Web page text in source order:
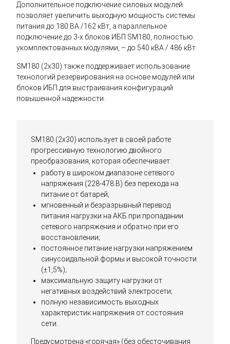
Дополнительное подключение силовых модулей
позволяет увеличить выходную мощность системы
питания до 180 ВА /162 кВт, а параллельное
подключение до 3-х блоков ИБП SM180, полностью
укомплектованных модулями, – до 540 кВА / 486 кВт.
SM180 (2x30) также поддерживает использование
технологий резервирования на основе модулей или
блоков ИБП для выстраивания конфигураций
повышенной надежности.
SM180 (2x30) использует в своей работе
прогрессивную технологию двойного
преобразования, которая обеспечивает:
работу в широком диапазоне сетевого
напряжения (228-478 В) без перехода на
питание от батарей;
мгновенный и безразрывный перевод
питания нагрузки на АКБ при пропадании
сетевого напряжения и обратно при его
восстановлении;
постоянное питание нагрузки напряжением
синусоидальной формы и высокой точности
(±1,5%);
максимальную защиту нагрузки от
негативных воздействий электросети;
полную независимость выходных
характеристик напряжения от состояния
сети.
Предусмотрена «горячая» (без обесточивания